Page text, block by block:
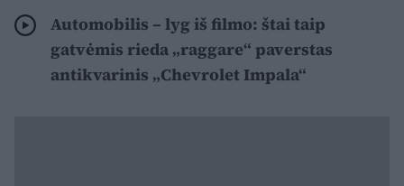
Automobilis – lyg iš filmo: štai taip
gatvėmis rieda „raggare“ paverstas
antikvarinis „Chevrolet Impala“